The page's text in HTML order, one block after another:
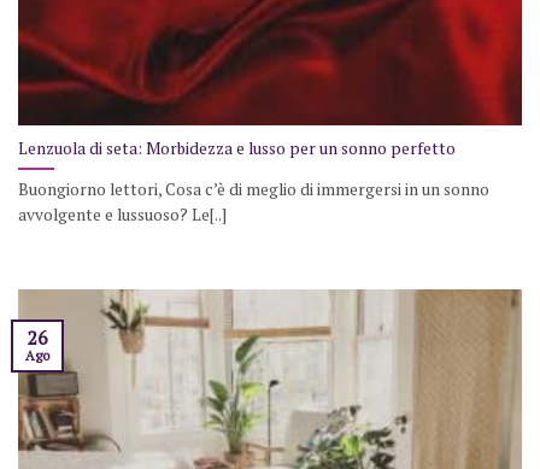
Lenzuola di seta: Morbidezza e lusso per un sonno perfetto
Buongiorno lettori, Cosa c’è di meglio di immergersi in un sonno
avvolgente e lussuoso? Le[..]
26
Ago